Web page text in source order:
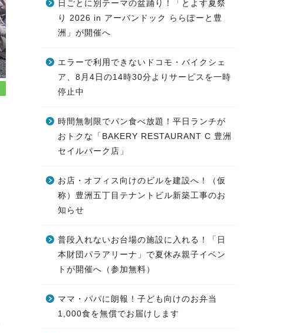
日ごとに別テーマの盆踊り！「とよす夏祭
り 2026 in アーバンドック ららぽーと豊
洲」が開催へ
エラーで利用できないドコモ・バイクシェ
ア、8月4日の14時30分よりサービスを一時
停止中
時間無制限でパン食べ放題！平日ランチが
おトクな「BAKERY RESTAURANT C 豊洲
セイルパーク店」
お店・オフィス向けのビルを建設へ！（仮
称）豊洲五丁目テナントビル新築工事のお
知らせ
普段入れないお台場の施設に入れる！「日
本財団パラアリーナ」で夏休み親子イベン
トが開催へ（参加無料）
ママ・パパに朗報！子ども向けのお弁当
1,000食を無償でお届けします